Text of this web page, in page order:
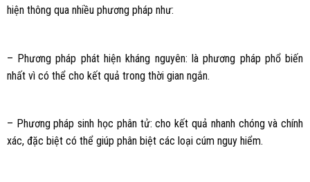
hiện thông qua nhiều phương pháp như:
– Phương pháp phát hiện kháng nguyên: là phương pháp phổ biến
nhất vì có thể cho kết quả trong thời gian ngắn.
– Phương pháp sinh học phân tử: cho kết quả nhanh chóng và chính
xác, đặc biệt có thể giúp phân biệt các loại cúm nguy hiểm.